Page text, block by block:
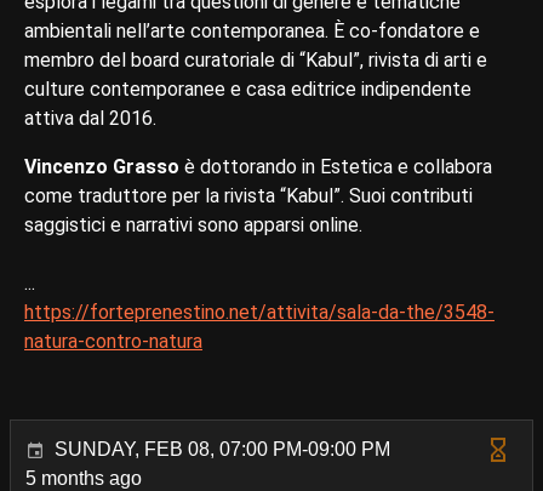
ambientali nell’arte contemporanea. È co-fondatore e
membro del board curatoriale di “Kabul”, rivista di arti e
culture contemporanee e casa editrice indipendente
attiva dal 2016.
Vincenzo Grasso è dottorando in Estetica e collabora
come traduttore per la rivista “Kabul”. Suoi contributi
saggistici e narrativi sono apparsi online.
...
https://forteprenestino.net/attivita/sala-da-the/3548-
natura-contro-natura
SUNDAY, FEB 08, 07:00 PM-09:00 PM
5 months ago